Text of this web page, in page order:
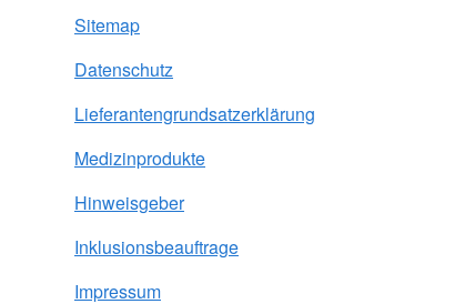
Sitemap
Datenschutz
Lieferantengrundsatzerklärung
Medizinprodukte
Hinweisgeber
Inklusionsbeauftrage
Impressum